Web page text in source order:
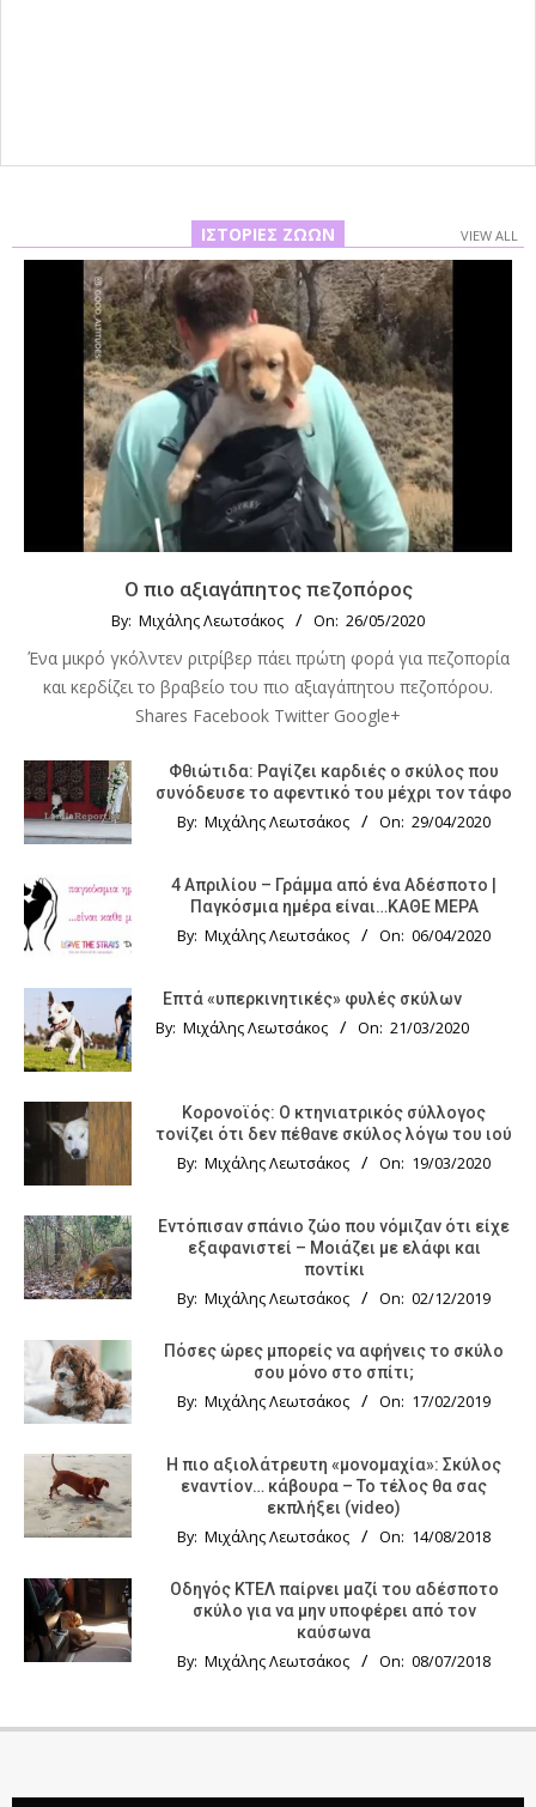
ΙΣΤΟΡΊΕΣ ΖΏΩΝ VIEW ALL
Ο πιο αξιαγάπητος πεζοπόρος
By: Μιχάλης Λεωτσάκος On: 26/05/2020
Ένα μικρό γκόλντεν ριτρίβερ πάει πρώτη φορά για πεζοπορία
και κερδίζει το βραβείο του πιο αξιαγάπητου πεζοπόρου.
Shares Facebook Twitter Google+
Φθιώτιδα: Ραγίζει καρδιές ο σκύλος που
συνόδευσε το αφεντικό του μέχρι τον τάφο
By: Μιχάλης Λεωτσάκος On: 29/04/2020
4 Απριλίου – Γράμμα από ένα Αδέσποτο |
Παγκόσμια ημέρα είναι…ΚΑΘΕ ΜΕΡΑ
By: Μιχάλης Λεωτσάκος On: 06/04/2020
Επτά «υπερκινητικές» φυλές σκύλων
By: Μιχάλης Λεωτσάκος On: 21/03/2020
Κορονοϊός: Ο κτηνιατρικός σύλλογος
τονίζει ότι δεν πέθανε σκύλος λόγω του ιού
By: Μιχάλης Λεωτσάκος On: 19/03/2020
Εντόπισαν σπάνιο ζώο που νόμιζαν ότι είχε
εξαφανιστεί – Μοιάζει με ελάφι και
ποντίκι
By: Μιχάλης Λεωτσάκος On: 02/12/2019
Πόσες ώρες μπορείς να αφήνεις το σκύλο
σου μόνο στο σπίτι;
By: Μιχάλης Λεωτσάκος On: 17/02/2019
Η πιο αξιολάτρευτη «μονομαχία»: Σκύλος
εναντίον… κάβουρα – Το τέλος θα σας
εκπλήξει (video)
By: Μιχάλης Λεωτσάκος On: 14/08/2018
Οδηγός KTΕΛ παίρνει μαζί του αδέσποτο
σκύλο για να μην υποφέρει από τον
καύσωνα
By: Μιχάλης Λεωτσάκος On: 08/07/2018